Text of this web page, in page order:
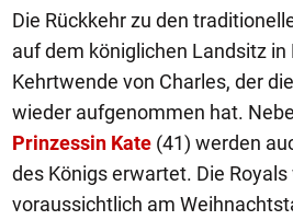
Die Rückkehr zu den
auf dem königlichen Landsitz
Kehrtwende von Charles, der
wieder aufgenommen hat.
Prinzessin Kate (41) werden
des Königs erwartet. Die Royals
voraussichtlich am